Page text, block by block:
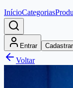
InícioCategorias
Entrar
Voltar